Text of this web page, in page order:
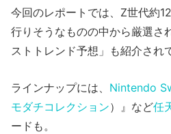
今回のレポートでは、Z世代約
行りそうなものの中から厳選さ
ストトレンド予想」も紹介され
ラインナップには、 Nintendo
モダチコレクション）』など任
ードも。